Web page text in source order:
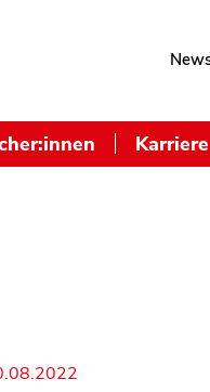
Karriere